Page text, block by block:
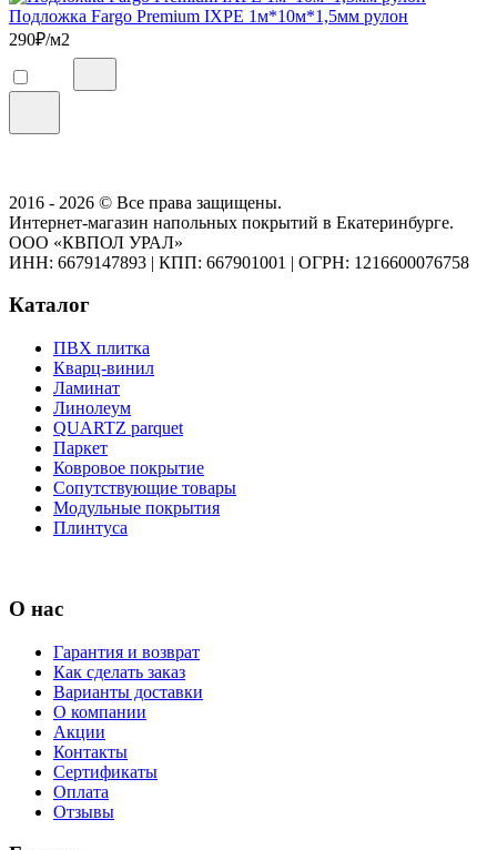
Подложка Fargo Premium IXPE 1м*10м*1,5мм рулон
290₽/м2
2016 - 2026 © Все права защищены.
Интернет-магазин напольных покрытий в Екатеринбурге.
ООО «КВПОЛ УРАЛ»
ИНН: 6679147893 | КПП: 667901001 | ОГРН: 1216600076758
Каталог
ПВХ плитка
Кварц-винил
Ламинат
Линолеум
QUARTZ parquet
Паркет
Ковровое покрытие
Сопутствующие товары
Модульные покрытия
Плинтуса
О нас
Гарантия и возврат
Как сделать заказ
Варианты доставки
О компании
Акции
Контакты
Сертификаты
Оплата
Отзывы